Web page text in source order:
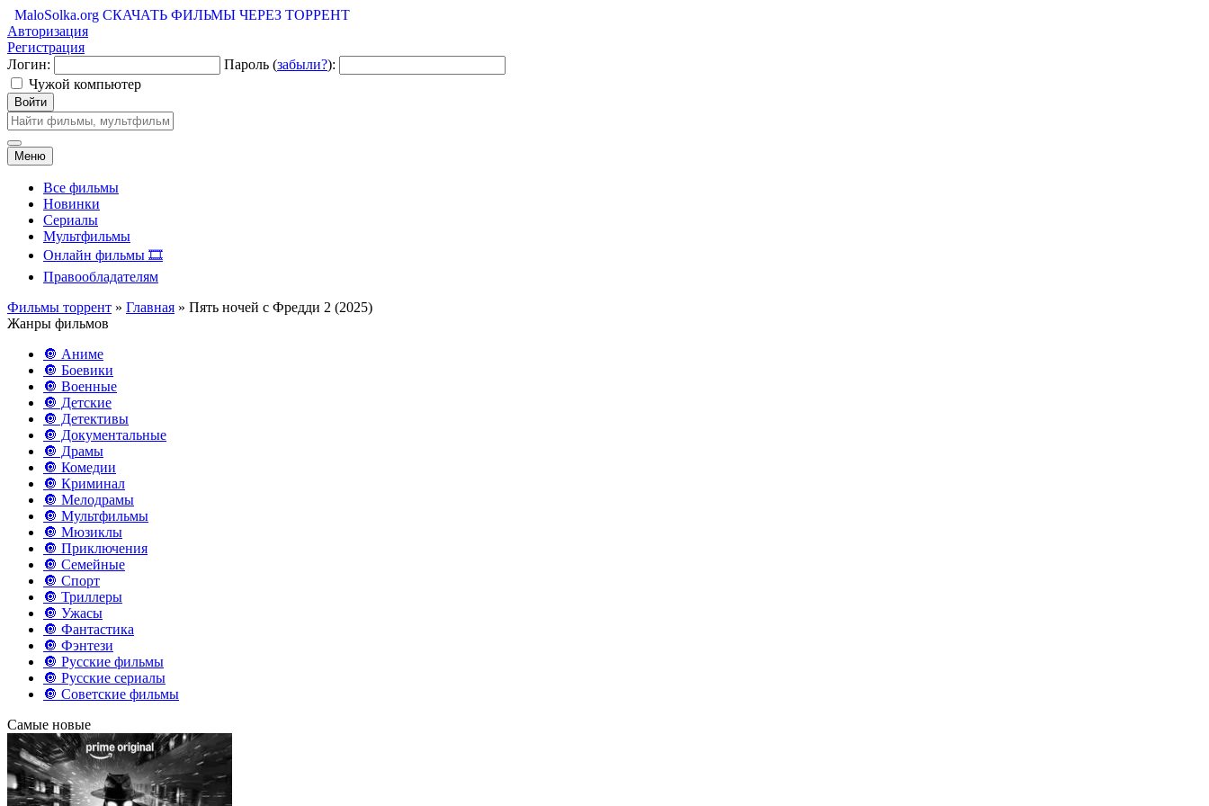
MaloSolka.org СКАЧАТЬ ФИЛЬМЫ ЧЕРЕЗ ТОРРЕНТ
Авторизация
Регистрация
Логин:
Пароль (забыли?):
Чужой компьютер
Войти
Меню
Все фильмы
Новинки
Сериалы
Мультфильмы
Онлайн фильмы 🎞️
Правообладателям
Фильмы торрент » Главная » Пять ночей с Фредди 2 (2025)
Жанры фильмов
🔘 Аниме
🔘 Боевики
🔘 Военные
🔘 Детские
🔘 Детективы
🔘 Документальные
🔘 Драмы
🔘 Комедии
🔘 Криминал
🔘 Мелодрамы
🔘 Мультфильмы
🔘 Мюзиклы
🔘 Приключения
🔘 Семейные
🔘 Спорт
🔘 Триллеры
🔘 Ужасы
🔘 Фантастика
🔘 Фэнтези
🔘 Русские фильмы
🔘 Русские сериалы
🔘 Советские фильмы
Самые новые